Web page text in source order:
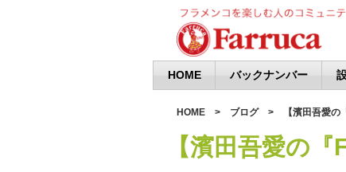
HOME バックナンバー
HOME ブログ 【濱田吾愛
【濱田吾愛の